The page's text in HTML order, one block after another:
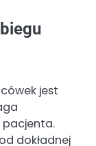
jest
dokładnej